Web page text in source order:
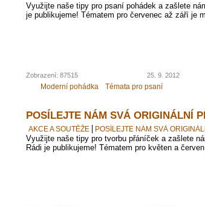
Využijte naše tipy pro psaní pohádek a zašlete
je publikujeme! Tématem pro červenec až září je
Zobrazení: 87515 25. 9. 2012
Moderní pohádka Témata pro psaní
POSÍLEJTE NÁM SVÁ ORIGINÁLNÍ
AKCE A SOUTĚŽE POSÍLEJTE NÁM SVÁ
Využijte naše tipy pro tvorbu přáníček a zašlete
Rádi je publikujeme! Tématem pro květen a